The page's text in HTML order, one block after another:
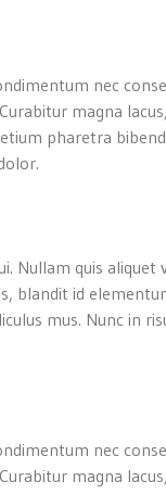
nec
magna
pharetra
Nullam quis aliquet
blandit id
mus. Nunc in
nec
magna